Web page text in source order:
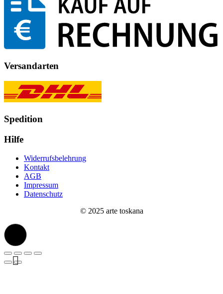
Versandarten
Spedition
Hilfe
Widerrufsbelehrung
Kontakt
AGB
Impressum
Datenschutz
© 2025 arte toskana